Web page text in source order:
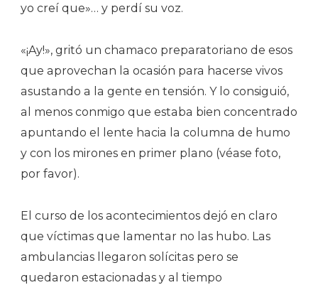
yo creí que»… y perdí su voz.
«¡Ay!», gritó un chamaco preparatoriano de esos
que aprovechan la ocasión para hacerse vivos
asustando a la gente en tensión. Y lo consiguió,
al menos conmigo que estaba bien concentrado
apuntando el lente hacia la columna de humo
y con los mirones en primer plano (véase foto,
por favor).
El curso de los acontecimientos dejó en claro
que víctimas que lamentar no las hubo. Las
ambulancias llegaron solícitas pero se
quedaron estacionadas y al tiempo